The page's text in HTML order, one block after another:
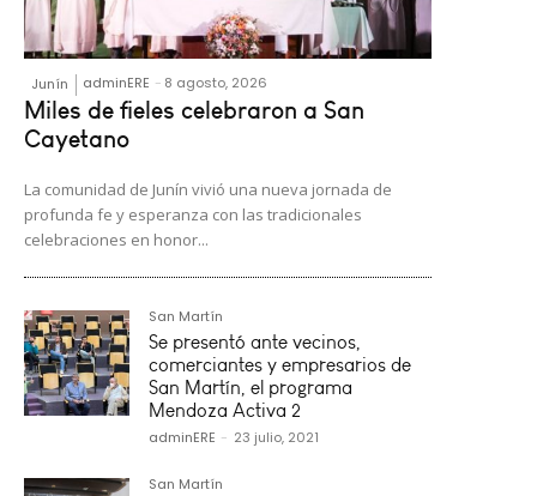
Junín adminERE - 8 agosto, 2026
Miles de fieles celebraron a San
Cayetano
La comunidad de Junín vivió una nueva jornada de
profunda fe y esperanza con las tradicionales
celebraciones en honor...
San Martín
Se presentó ante vecinos,
comerciantes y empresarios de
San Martín, el programa
Mendoza Activa 2
adminERE - 23 julio, 2021
San Martín